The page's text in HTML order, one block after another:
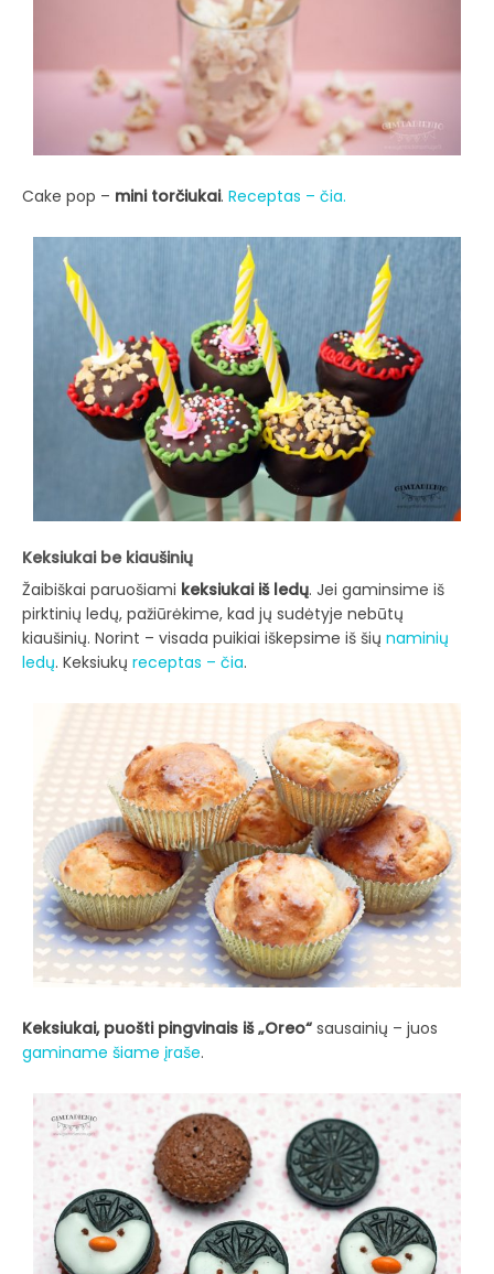
Cake pop – mini torčiukai. Receptas – čia.
Keksiukai be kiaušinių
Žaibiškai paruošiami keksiukai iš ledų. Jei gaminsime iš
pirktinių ledų, pažiūrėkime, kad jų sudėtyje nebūtų
kiaušinių. Norint – visada puikiai iškepsime iš šių naminių
ledų. Keksiukų receptas – čia.
Keksiukai, puošti pingvinais iš „Oreo“ sausainių – juos
gaminame šiame įraše.